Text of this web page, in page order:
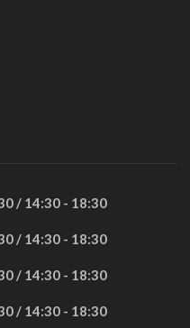
/ 14:30 - 18:30
/ 14:30 - 18:30
/ 14:30 - 18:30
/ 14:30 - 18:30